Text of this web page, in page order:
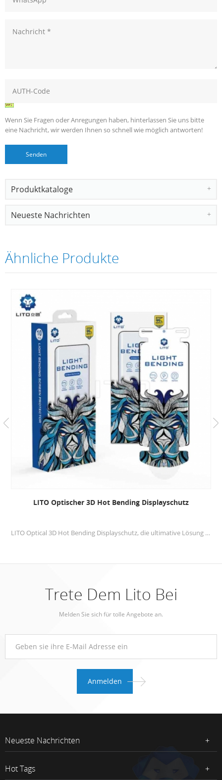
Wenn Sie Fragen oder Anregungen haben, hinterlassen Sie uns bitte
eine Nachricht, wir werden Ihnen so schnell wie möglich antworten!
Produktkataloge
Neueste Nachrichten
Ähnliche Produkte
LITO Optischer 3D Hot Bending Displayschutz
LITO Optical 3D Hot Bending Displayschutz, die ultimative Lösung zum Schutz Ihres Smartphones mit gebogenem Bildschirm. Dieser Displayschutz wurde mit modernster Technologie und hochwertigen Materialien entwickelt und bietet einen nahtlosen und sicheren Sitz, sodass Ihr Gerät unter allen Umständen geschützt bleibt.
Trete Dem Lito Bei
Melden Sie sich für tolle Angebote an.
Neueste Nachrichten
Hot Tags